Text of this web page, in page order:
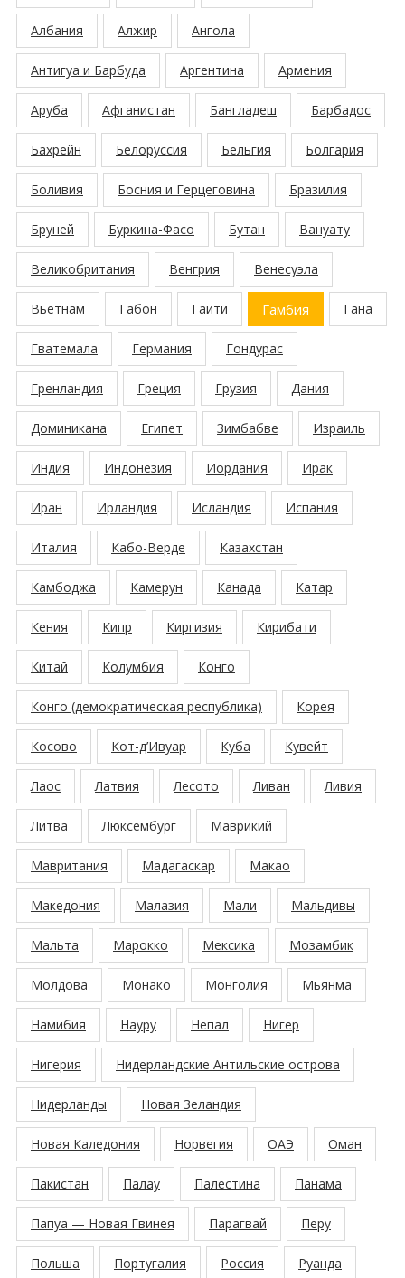
Албания Алжир Ангола
Антигуа и Барбуда Аргентина Армения
Аруба Афганистан Бангладеш Барбадос
Бахрейн Белоруссия Бельгия Болгария
Боливия Босния и Герцеговина Бразилия
Бруней Буркина-Фасо Бутан Вануату
Великобритания Венгрия Венесуэла
Вьетнам Габон Гаити Гамбия Гана
Гватемала Германия Гондурас
Гренландия Греция Грузия Дания
Доминикана Египет Зимбабве Израиль
Индия Индонезия Иордания Ирак
Иран Ирландия Исландия Испания
Италия Кабо-Верде Казахстан
Камбоджа Камерун Канада Катар
Кения Кипр Киргизия Кирибати
Китай Колумбия Конго
Конго (демократическая республика) Корея
Косово Кот-д’Ивуар Куба Кувейт
Лаос Латвия Лесото Ливан Ливия
Литва Люксембург Маврикий
Мавритания Мадагаскар Макао
Македония Малазия Мали Мальдивы
Мальта Марокко Мексика Мозамбик
Молдова Монако Монголия Мьянма
Намибия Науру Непал Нигер
Нигерия Нидерландские Антильские острова
Нидерланды Новая Зеландия
Новая Каледония Норвегия ОАЭ Оман
Пакистан Палау Палестина Панама
Папуа — Новая Гвинея Парагвай Перу
Польша Португалия Россия Руанда